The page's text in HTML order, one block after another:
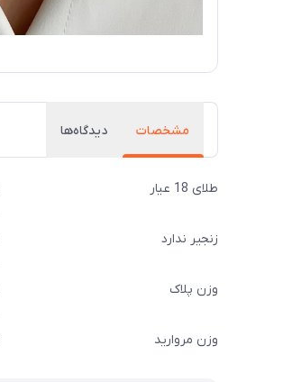
مشخصات دیدگاه‌ها
طلای 18 عیار
زنجیر ندارد
وزن پلاک
وزن مروارید